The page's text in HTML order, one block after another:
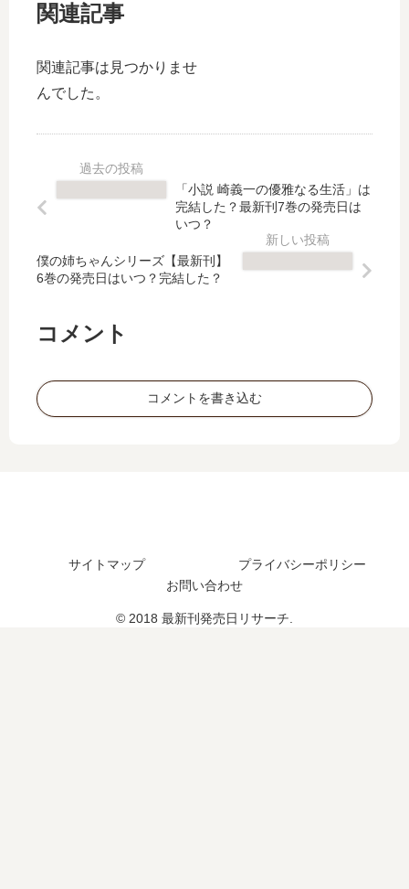
関連記事
関連記事は見つかりませ
んでした。
「小説 崎義一の優雅なる生活」は
完結した？最新刊7巻の発売日は
いつ？
僕の姉ちゃんシリーズ【最新刊】
6巻の発売日はいつ？完結した？
コメント
コメントを書き込む
サイトマップ
プライバシーポリシー
お問い合わせ
© 2018 最新刊発売日リサーチ.